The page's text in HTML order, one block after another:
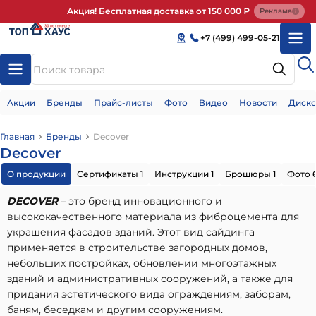
Акция! Бесплатная доставка от 150 000 ₽ Реклама
+7 (499) 499-05-21
Акции Бренды Прайс-листы Фото Видео Новости
Главная Бренды Decover
Decover
О продукции Сертификаты 1 Инструкции 1 Брошюры 1 Фото
DECOVER – это бренд инновационного и
высококачественного материала из фиброцемента для
украшения фасадов зданий. Этот вид сайдинга
применяется в строительстве загородных домов,
небольших постройках, обновлении многоэтажных
зданий и административных сооружений, а также для
придания эстетического вида ограждениям, заборам,
баням, беседкам и другим сооружениям.